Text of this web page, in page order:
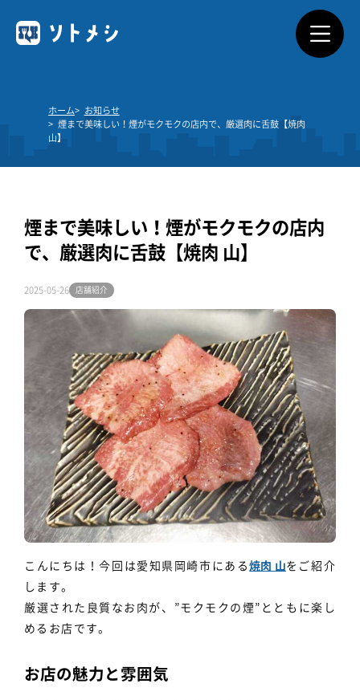
料金プラン
よくあるご質問
ダウンロード
個人情報保護方針 利用規約
ホーム
お知らせ
煙まで美味しい！煙がモクモクの店内で、厳選肉に舌鼓【焼肉
山】
煙まで美味しい！煙がモクモクの店内
で、厳選肉に舌鼓【焼肉 山】
2025-05-26 店舗紹介
こんにちは！今回は愛知県岡崎市にある焼肉 山をご紹介
します。
厳選された良質なお肉が、”モクモクの煙”とともに楽し
めるお店です。
お店の魅力と雰囲気